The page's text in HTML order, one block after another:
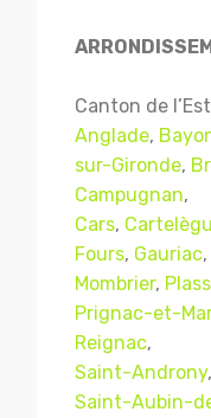
Canton de
Anglade,
sur-Gironde,
Campugnan,
Cars,
Fours, Gauriac,
Mombrier,
Prignac-et-
Reignac,
Saint-Androny,
Saint-Aubin-